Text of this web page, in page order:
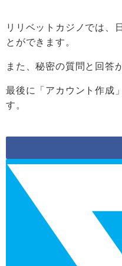
リリベットカジノでは、
とができます。
また、秘密の質問と回答
最後に「アカウント作成
す。